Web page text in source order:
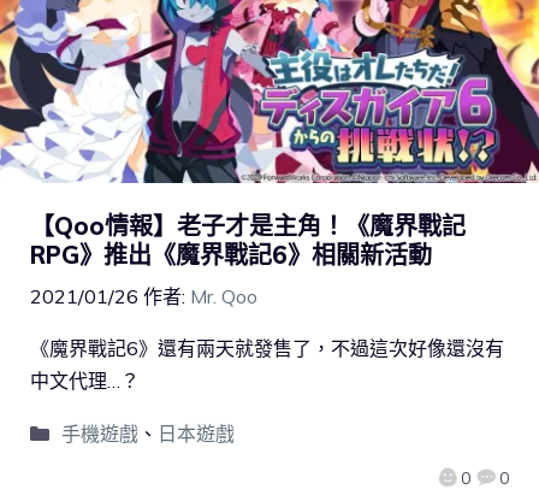
【Qoo情報】老子才是主角！《魔界戰記
RPG》推出《魔界戰記6》相關新活動
2021/01/26 作者: Mr. Qoo
0 0
《魔界戰記6》還有兩天就發售了，不過這次好像還沒有
中文代理…？
手機遊戲、 日本遊戲